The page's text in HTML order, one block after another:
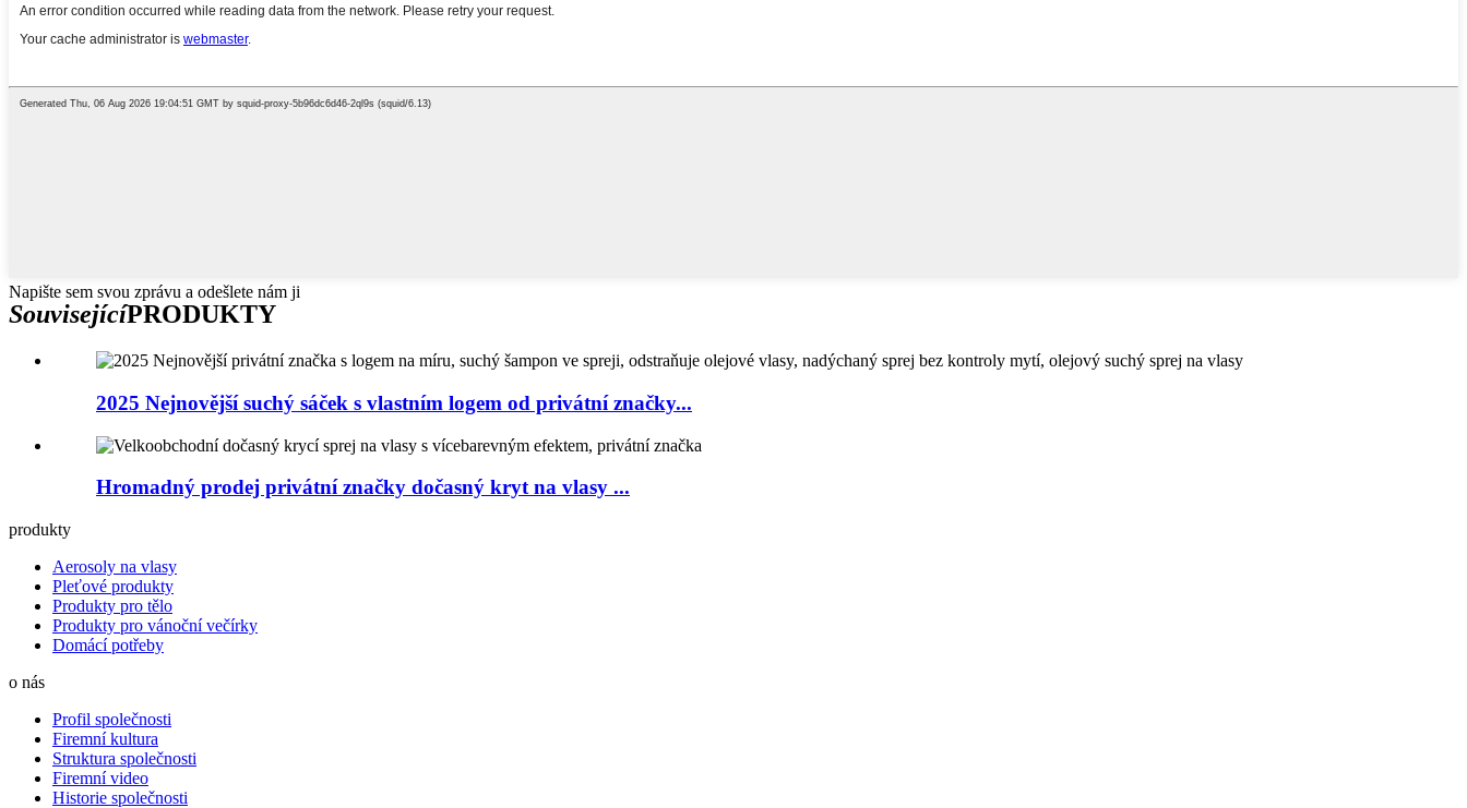
Napište sem svou zprávu a odešlete nám ji
SouvisejícíPRODUKTY
2025 Nejnovější suchý sáček s vlastním logem od privátní značky...
Hromadný prodej privátní značky dočasný kryt na vlasy ...
produkty
Aerosoly na vlasy
Pleťové produkty
Produkty pro tělo
Produkty pro vánoční večírky
Domácí potřeby
o nás
Profil společnosti
Firemní kultura
Struktura společnosti
Firemní video
Historie společnosti